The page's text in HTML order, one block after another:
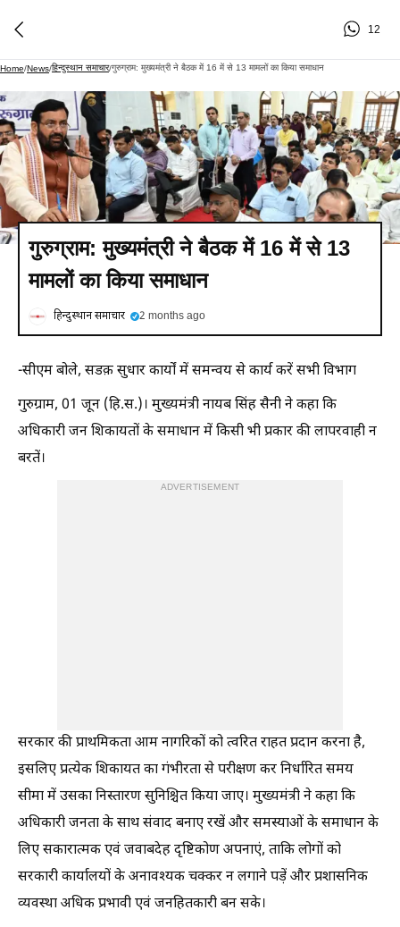
12
Home/News/हिन्दुस्थान समाचार/गुरुग्राम: मुख्यमंत्री ने बैठक में 16 में से 13 मामलों का किया समाधान
गुरुग्राम: मुख्यमंत्री ने बैठक में 16 में से 13
मामलों का किया समाधान
हिन्दुस्थान समाचार 2 months ago
-सीएम बोले, सडक़ सुधार कार्यों में समन्वय से कार्य करें सभी विभाग
गुरुग्राम, 01 जून (हि.स.)। मुख्यमंत्री नायब सिंह सैनी ने कहा कि
अधिकारी जन शिकायतों के समाधान में किसी भी प्रकार की लापरवाही न
बरतें।
ADVERTISEMENT
सरकार की प्राथमिकता आम नागरिकों को त्वरित राहत प्रदान करना है,
इसलिए प्रत्येक शिकायत का गंभीरता से परीक्षण कर निर्धारित समय
सीमा में उसका निस्तारण सुनिश्चित किया जाए। मुख्यमंत्री ने कहा कि
अधिकारी जनता के साथ संवाद बनाए रखें और समस्याओं के समाधान के
लिए सकारात्मक एवं जवाबदेह दृष्टिकोण अपनाएं, ताकि लोगों को
सरकारी कार्यालयों के अनावश्यक चक्कर न लगाने पड़ें और प्रशासनिक
व्यवस्था अधिक प्रभावी एवं जनहितकारी बन सके।